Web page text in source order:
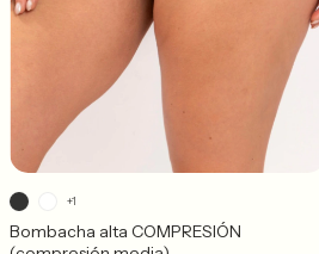
Bombacha alta COMPRESIÓN
+1